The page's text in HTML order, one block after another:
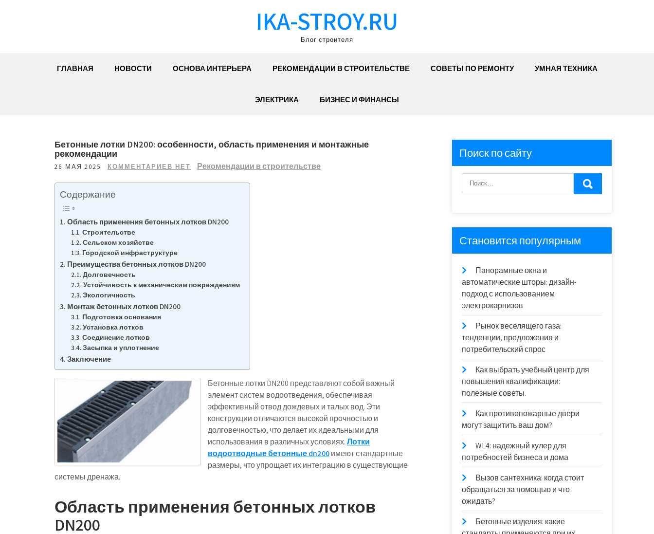
IKA-STROY.RU
Блог строителя
ГЛАВНАЯ НОВОСТИ ОСНОВА ИНТЕРЬЕРА РЕКОМЕНДАЦИИ В СТРОИТЕЛЬСТВЕ СОВЕТЫ ПО РЕМОНТУ УМНАЯ ТЕХНИКА
ЭЛЕКТРИКА БИЗНЕС И ФИНАНСЫ
Бетонные лотки DN200: особенности, область применения и монтажные
рекомендации
26 МАЯ 2025 КОММЕНТАРИЕВ НЕТ Рекомендации в строительстве
Содержание
Область применения бетонных лотков DN200
Строительстве
Сельском хозяйстве
Городской инфраструктуре
Преимущества бетонных лотков DN200
Долговечность
Устойчивость к механическим повреждениям
Экологичность
Монтаж бетонных лотков DN200
Подготовка основания
Установка лотков
Соединение лотков
Засыпка и уплотнение
Заключение
Бетонные лотки DN200 представляют собой важный
элемент систем водоотведения, обеспечивая
эффективный отвод дождевых и талых вод. Эти
конструкции отличаются высокой прочностью и
долговечностью, что делает их идеальными для
использования в различных условиях.Лотки
водоотводные бетонные dn200имеют стандартные
размеры, что упрощает их интеграцию в существующие
системы дренажа.
Область применения бетонных лотков
DN200
Поиск по сайту
Становится популярным
Панорамные окна и
автоматические шторы: дизайн-
подход с использованием
электрокарнизов
Рынок веселящего газа:
тенденции, предложения и
потребительский спрос
Как выбрать учебный центр для
повышения квалификации:
полезные советы.
Как противопожарные двери
могут защитить ваш дом?
WL4: надежный кулер для
потребностей бизнеса и дома
Вызов сантехника: когда стоит
обращаться за помощью и что
ожидать?
Бетонные изделия: какие